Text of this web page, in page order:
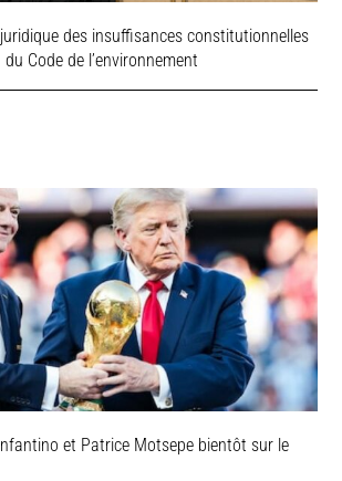
juridique des insuffisances constitutionnelles
Code de l’environnement
et Patrice Motsepe bientôt sur le